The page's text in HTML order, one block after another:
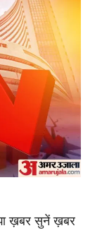
ख़बर सुनें ख़बर